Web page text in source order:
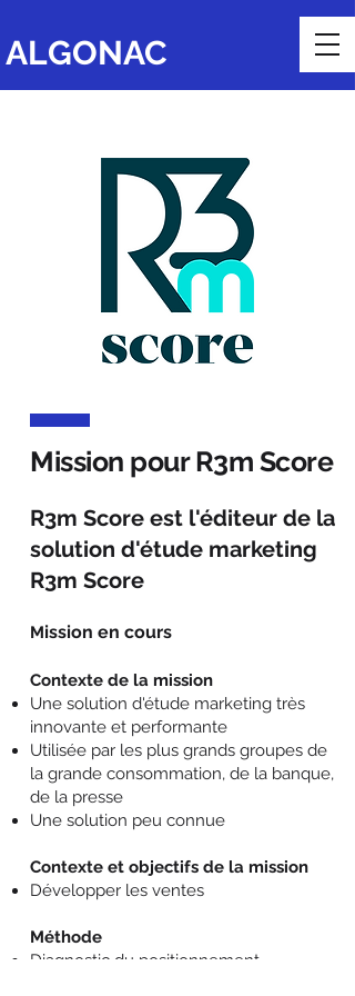
ALGONAC
Mission pour R3m Score
R3m Score est l'éditeur de la
solution d'étude marketing
R3m Score
M​​ission en cours
Contexte de la mission
Une solution d'étude marketing très
innovante et performante
Utilisée par les plus grands groupes de
la grande consommation, de la banque,
de la presse
Une solution peu connue
Contexte et objectifs de la mission
Développer les ventes
Méthode
Diagnostic du positionnement